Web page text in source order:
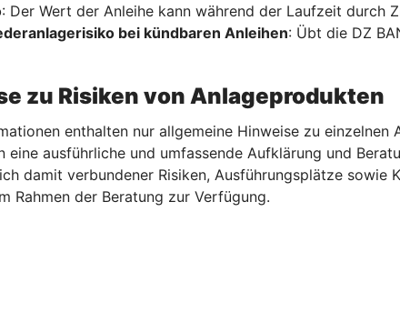
: Der Wert der Anleihe kann während der Laufzeit durch
bei kündbaren Anleihen: Übt die DZ
zu Risiken von Anlageprodukten
enthalten nur allgemeine Hinweise zu
eine ausführliche und umfassende Aufklärung und
damit verbundener Risiken, Ausführungsplätze
Rahmen der Beratung zur Verfügung.